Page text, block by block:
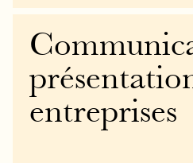
entreprises